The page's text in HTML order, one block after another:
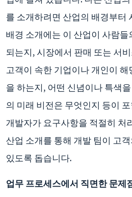
를 소개하려면 산업의 배경부터
배경 소개에는 이 산업이 사람
되는지, 시장에서 판매 또는 서
고객이 속한 기업이나 개인이
을 하는지, 어떤 신념이나 특색
의 미래 비전은 무엇인지 등이
개발자가 요구사항을 적절히 처
산업 소개를 통해 개발 팀이 고
있도록 돕습니다.
업무 프로세스에서 직면한 문제